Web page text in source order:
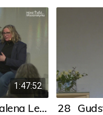
1:47:52
90 minuter - Magdalena Lennmarken 28